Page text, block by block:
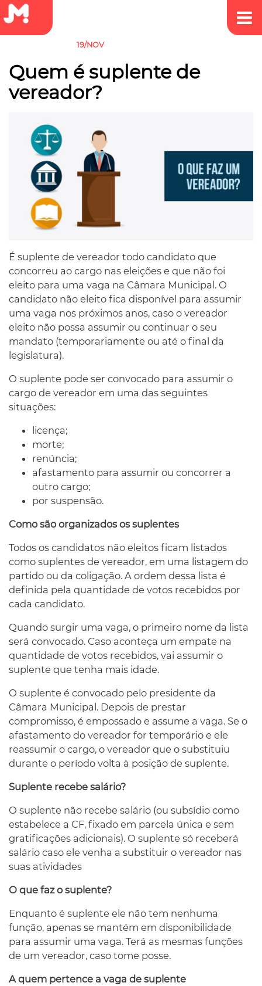
19/NOV
Quem é suplente de
vereador?
É suplente de vereador todo candidato que
concorreu ao cargo nas eleições e que não foi
eleito para uma vaga na Câmara Municipal. O
candidato não eleito fica disponível para assumir
uma vaga nos próximos anos, caso o vereador
eleito não possa assumir ou continuar o seu
mandato (temporariamente ou até o final da
legislatura).
O suplente pode ser convocado para assumir o
cargo de vereador em uma das seguintes
situações:
licença;
morte;
renúncia;
afastamento para assumir ou concorrer a
outro cargo;
por suspensão.
Como são organizados os suplentes
Todos os candidatos não eleitos ficam listados
como suplentes de vereador, em uma listagem do
partido ou da coligação. A ordem dessa lista é
definida pela quantidade de votos recebidos por
cada candidato.
Quando surgir uma vaga, o primeiro nome da lista
será convocado. Caso aconteça um empate na
quantidade de votos recebidos, vai assumir o
suplente que tenha mais idade.
O suplente é convocado pelo presidente da
Câmara Municipal. Depois de prestar
compromisso, é empossado e assume a vaga. Se o
afastamento do vereador for temporário e ele
reassumir o cargo, o vereador que o substituiu
durante o período volta à posição de suplente.
Suplente recebe salário?
O suplente não recebe salário (ou subsídio como
estabelece a CF, fixado em parcela única e sem
gratificações adicionais). O suplente só receberá
salário caso ele venha a substituir o vereador nas
suas atividades
O que faz o suplente?
Enquanto é suplente ele não tem nenhuma
função, apenas se mantém em disponibilidade
para assumir uma vaga. Terá as mesmas funções
de um vereador, caso tome posse.
A quem pertence a vaga de suplente